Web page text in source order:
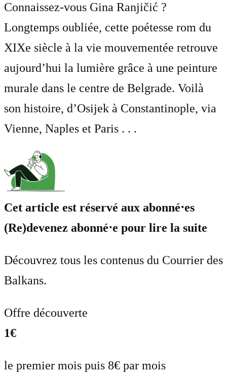
Connaissez-vous Gina Ranjičić ?
Longtemps oubliée, cette poétesse rom du
XIXe siècle à la vie mouvementée retrouve
aujourd’hui la lumière grâce à une peinture
murale dans le centre de Belgrade. Voilà
son histoire, d’Osijek à Constantinople, via
Vienne, Naples et Paris . . .
Cet article est réservé aux abonné⋅es
(Re)devenez abonné⋅e pour lire la suite
Découvrez tous les contenus du Courrier des
Balkans.
Offre découverte
1€
le premier mois puis 8€ par mois